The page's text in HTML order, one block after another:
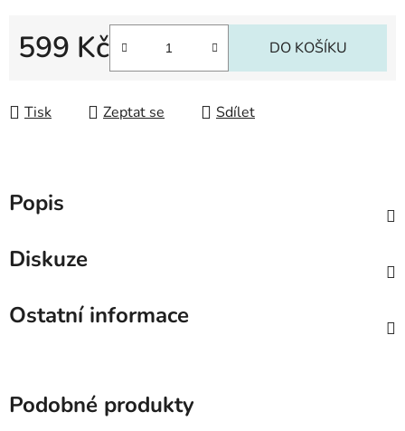
599 Kč DO KOŠÍKU
Tisk Zeptat se Sdílet
Popis
Diskuze
Ostatní informace
Podobné produkty